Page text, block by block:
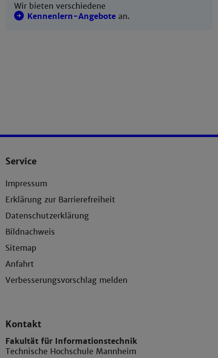
Wir bieten verschiedene
Kennenlern-Angebote an.
Service
Impressum
Erklärung zur Barrierefreiheit
Datenschutzerklärung
Bildnachweis
Sitemap
Anfahrt
Verbesserungsvorschlag melden
Kontakt
Fakultät für Informationstechnik
Technische Hochschule Mannheim